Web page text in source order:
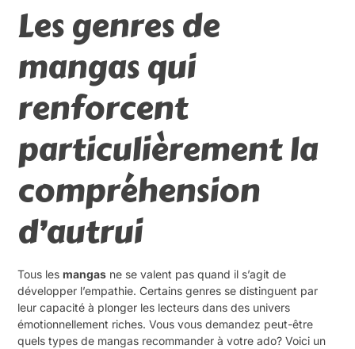
Les genres de
mangas qui
renforcent
particulièrement la
compréhension
d’autrui
Tous lesmangas ne se valent pas quand il s’agit de
développer l’empathie. Certains genres se distinguent par
leur capacité à plonger les lecteurs dans des univers
émotionnellement riches. Vous vous demandez peut-être
quels types de mangas recommander à votre ado? Voici un